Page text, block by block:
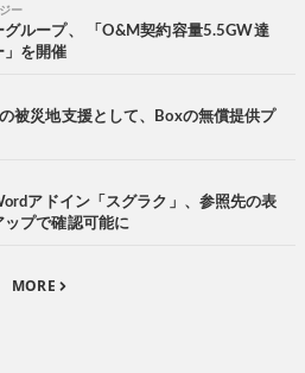
ー
グループ、 「O&M契約容量5.5GW達
」を開催
被災地支援として、Boxの無償提供プ
アドイン「スグラク」、参照先の表
プで確認可能に
MORE